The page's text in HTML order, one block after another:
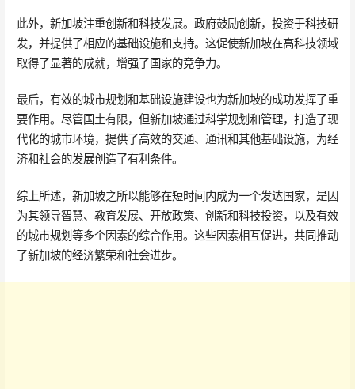
此外，新加坡注重创新和科技发展。政府鼓励创新，投资于科技研
发，并提供了相应的基础设施和支持。这促使新加坡在高科技领域
取得了显著的成就，增强了国家的竞争力。
最后，有效的城市规划和基础设施建设也为新加坡的成功发挥了重
要作用。尽管国土有限，但新加坡通过科学规划和管理，打造了现
代化的城市环境，提供了高效的交通、通讯和其他基础设施，为经
济和社会的发展创造了有利条件。
综上所述，新加坡之所以能够在短时间内成为一个发达国家，是因
为其领导智慧、教育发展、开放政策、创新和科技投资，以及有效
的城市规划等多个因素的综合作用。这些因素相互促进，共同推动
了新加坡的经济繁荣和社会进步。